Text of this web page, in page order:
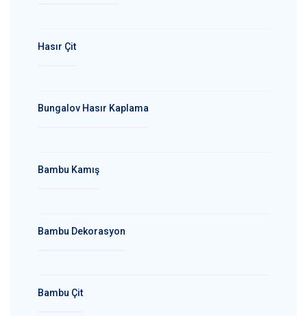
Hasır Çit
Bungalov Hasır Kaplama
Bambu Kamış
Bambu Dekorasyon
Bambu Çit